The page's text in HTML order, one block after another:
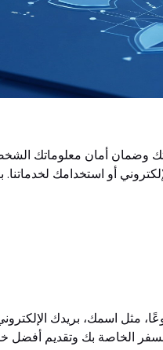
وضمان أمان معلوماتك
أو استخدامك لخدماتنا.
مثل اسمك، بريدك
الخاصة بك وتقديم أفضل